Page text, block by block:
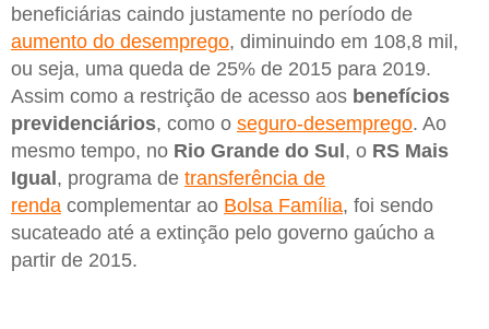
beneficiárias caindo justamente no período de
aumento do desemprego, diminuindo em 108,8 mil,
ou seja, uma queda de 25% de 2015 para 2019.
Assim como a restrição de acesso aos benefícios
previdenciários, como o seguro-desemprego. Ao
mesmo tempo, no Rio Grande do Sul , o RS Mais
Igual , programa de transferência de
renda complementar ao Bolsa Família, foi sendo
sucateado até a extinção pelo governo gaúcho a
partir de 2015.